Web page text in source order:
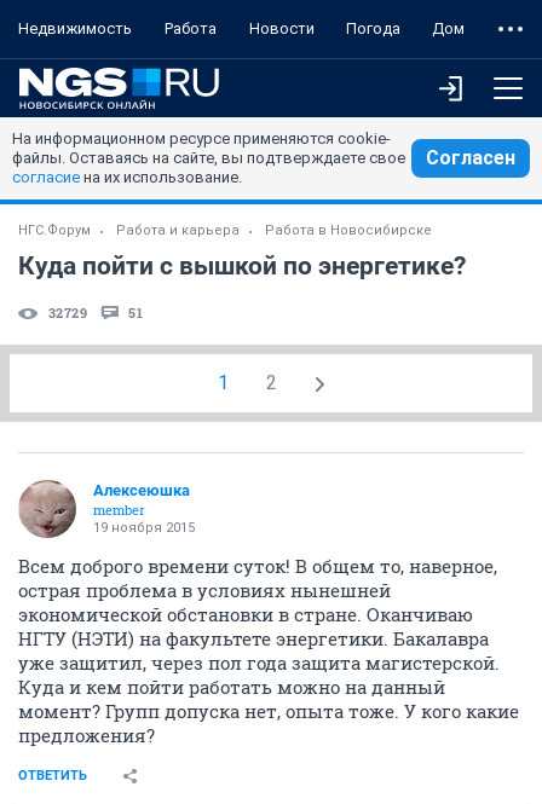
Недвижимость Работа Новости Погода Дом
На информационном ресурсе применяются cookie-
файлы. Оставаясь на сайте, вы подтверждаете свое
согласие на их использование.
Согласен
НГС.Форум Работа и карьера Работа в Новосибирске
Куда пойти с вышкой по энергетике?
32729 51
1 2
Алексеюшка
member
19 ноября 2015
Всем доброго времени суток! В общем то, наверное,
острая проблема в условиях нынешней
экономической обстановки в стране. Оканчиваю
НГТУ (НЭТИ) на факультете энергетики. Бакалавра
уже защитил, через пол года защита магистерской.
Куда и кем пойти работать можно на данный
момент? Групп допуска нет, опыта тоже. У кого какие
предложения?
ОТВЕТИТЬ